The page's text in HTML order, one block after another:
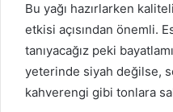
Bu yağı hazırlarken
etkisi açısından önemli.
tanıyacağız peki
yeterinde siyah değilse,
kahverengi gibi tonlara